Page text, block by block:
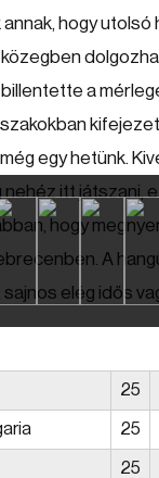
annak, hogy
a
egy hetünk.
nehéz itt játszani,
hogy
A
elég idős
25
25
25